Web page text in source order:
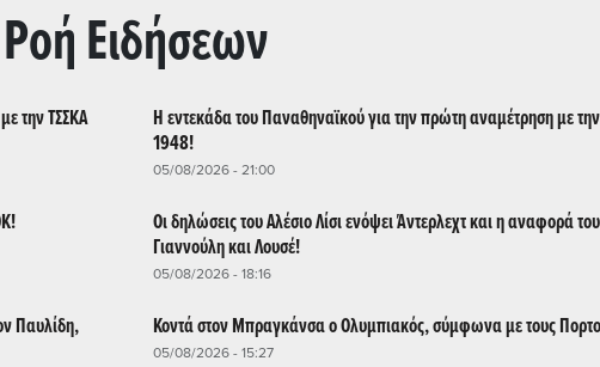
Ρoή Ειδήσεων
την ΤΣΣΚΑ
Η εντεκάδα του Παναθηναϊκού για την πρώτη αναμέτρηση με
1948!
05/08/2026 - 21:00
Οι δηλώσεις του Αλέσιο Λίσι ενόψει Άντερλεχτ και η αναφορά
Γιαννούλη και Λουσέ!
05/08/2026 - 18:16
Παυλίδη,
Κοντά στον Μπραγκάνσα ο Ολυμπιακός, σύμφωνα με τους
05/08/2026 - 15:27